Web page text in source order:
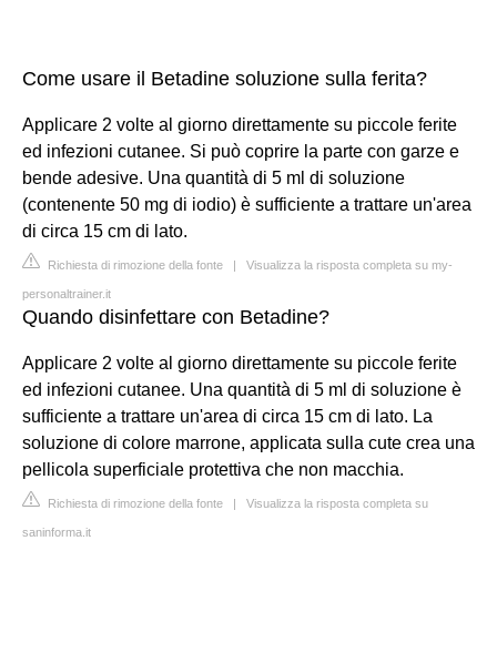
Come usare il Betadine soluzione sulla ferita?
Applicare 2 volte al giorno direttamente su piccole ferite
ed infezioni cutanee. Si può coprire la parte con garze e
bende adesive. Una quantità di 5 ml di soluzione
(contenente 50 mg di iodio) è sufficiente a trattare un'area
di circa 15 cm di lato.
Richiesta di rimozione della fonte | Visualizza la risposta completa su my-
personaltrainer.it
Quando disinfettare con Betadine?
Applicare 2 volte al giorno direttamente su piccole ferite
ed infezioni cutanee. Una quantità di 5 ml di soluzione è
sufficiente a trattare un'area di circa 15 cm di lato. La
soluzione di colore marrone, applicata sulla cute crea una
pellicola superficiale protettiva che non macchia.
Richiesta di rimozione della fonte | Visualizza la risposta completa su
saninforma.it